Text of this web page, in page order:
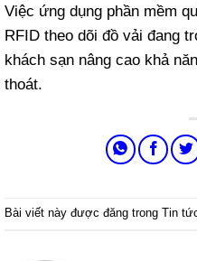
Việc ứng dụng phần mềm
RFID theo dõi đồ vải đang
khách sạn nâng cao khả
thoát.
Bài viết này được đăng trong Tin